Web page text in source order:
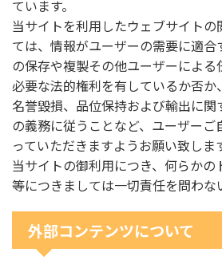
ています。
当サイトを利用したウェブサイト
ては、情報がユーザーの需要に適
の保存や複製その他ユーザーによる
必要な法的権利を有しているか否か
名誉毀損、品位保持および輸出に
の義務に従うことなど、ユーザー
っていただきますようお願い致しま
当サイトの御利用につき、何らかの
等につきましては一切責任を問わな
外部コンテンツについて